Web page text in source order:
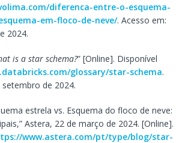
diferenca-entre-o-esquema-
em-floco-de-neve/. Acesso em:
2024.
is a star schema?” [Online]. Disponível
glossary/star-schema.
de 2024.
estrela vs. Esquema do floco de neve:
Astera, 22 de março de 2024. [Online].
www.astera.com/pt/type/blog/star-